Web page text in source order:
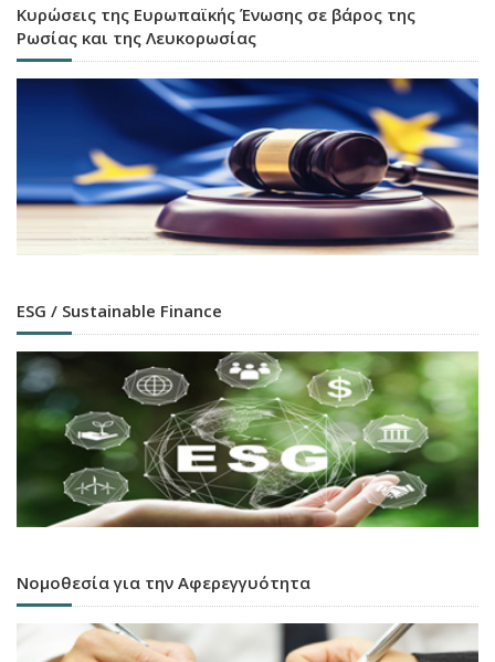
Κυρώσεις της Ευρωπαϊκής Ένωσης σε βάρος της
Ρωσίας και της Λευκορωσίας
ESG / Sustainable Finance
Νομοθεσία για την Αφερεγγυότητα